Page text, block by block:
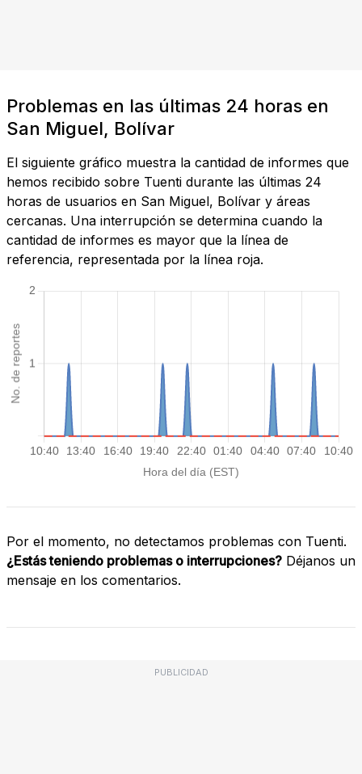
Problemas en las últimas 24 horas en
San Miguel, Bolívar
El siguiente gráfico muestra la cantidad de informes que
hemos recibido sobre Tuenti durante las últimas 24
horas de usuarios en San Miguel, Bolívar y áreas
cercanas. Una interrupción se determina cuando la
cantidad de informes es mayor que la línea de
referencia, representada por la línea roja.
Por el momento, no detectamos problemas con Tuenti.
¿Estás teniendo problemas o interrupciones? Déjanos un
mensaje en los comentarios.
PUBLICIDAD